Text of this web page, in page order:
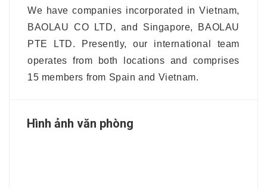
We have companies incorporated in Vietnam,
BAOLAU CO LTD, and Singapore, BAOLAU
PTE LTD. Presently, our international team
operates from both locations and comprises
15 members from Spain and Vietnam.
Hình ảnh văn phòng